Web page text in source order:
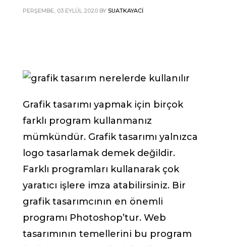
PERŞEMBE, 03 EYLÜL 2020 BY SUATKAYACI
Grafik tasarımı yapmak için birçok
farklı program kullanmanız
mümkündür. Grafik tasarımı yalnızca
logo tasarlamak demek değildir.
Farklı programları kullanarak çok
yaratıcı işlere imza atabilirsiniz. Bir
grafik tasarımcının en önemli
programı Photoshop’tur. Web
tasarımının temellerini bu program